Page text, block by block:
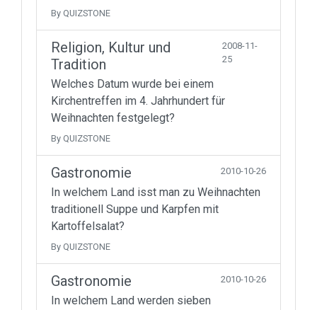
By QUIZSTONE
Religion, Kultur und
Tradition
2008-11-
25
Welches Datum wurde bei einem
Kirchentreffen im 4. Jahrhundert für
Weihnachten festgelegt?
By QUIZSTONE
Gastronomie 2010-10-26
In welchem Land isst man zu Weihnachten
traditionell Suppe und Karpfen mit
Kartoffelsalat?
By QUIZSTONE
Gastronomie 2010-10-26
In welchem Land werden sieben